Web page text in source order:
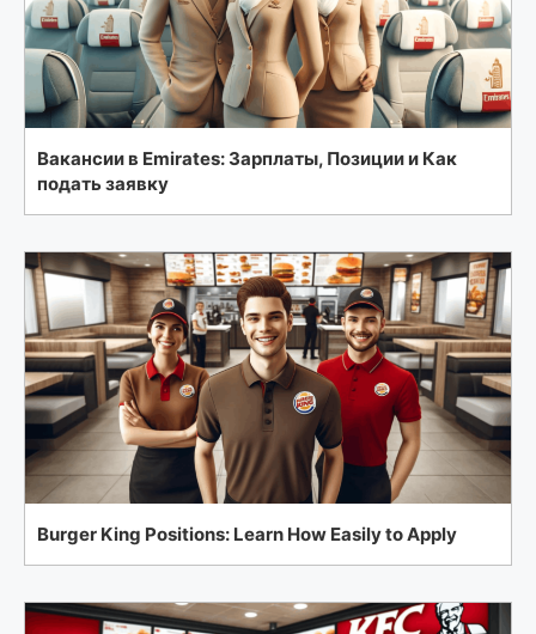
Вакансии в Emirates: Зарплаты, Позиции и Как
подать заявку
Burger King Positions: Learn How Easily to Apply